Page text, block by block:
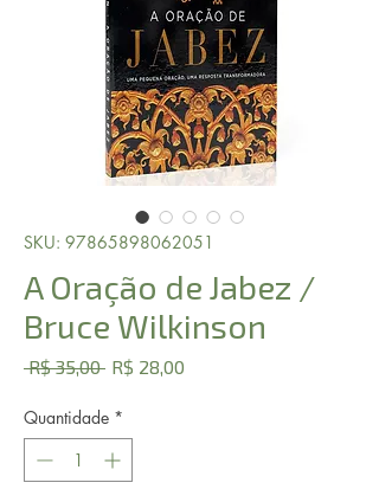
SKU: 97865898062051
A Oração de Jabez /
Bruce Wilkinson
R$ 35,00 Preço
R$ 28,00
Quantidade *